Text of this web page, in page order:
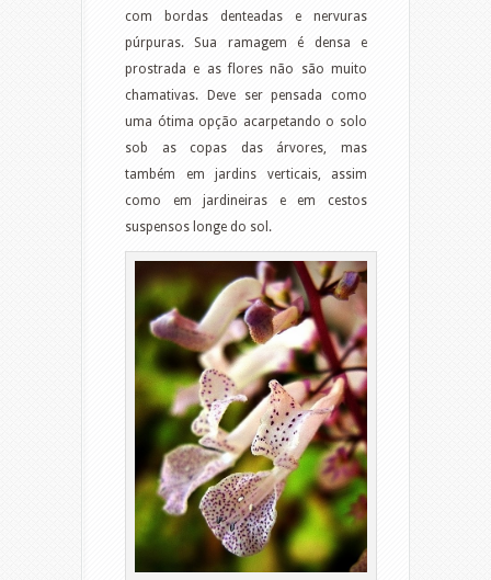
com bordas denteadas e nervuras
púrpuras. Sua ramagem é densa e
prostrada e as flores não são muito
chamativas. Deve ser pensada como
uma ótima opção acarpetando o solo
sob as copas das árvores, mas
também em jardins verticais, assim
como em jardineiras e em cestos
suspensos longe do sol.